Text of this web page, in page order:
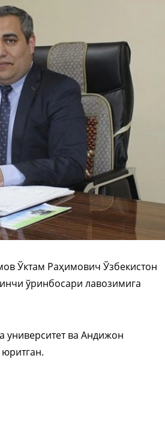
Ўктам Раҳимович Ўзбекистон
ўринбосари лавозимига
университет ва Андижон